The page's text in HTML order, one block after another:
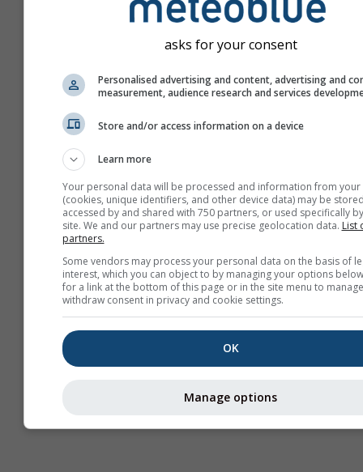
Viac informácií
asks for your consent
Personalised advertising and content, advertising and
measurement, audience research and services
Store and/or access information on a device
Learn more
Your personal data will be processed and information from your
(cookies, unique identifiers, and other device data) may be
accessed by and shared with 750 partners, or used specifically
site. We and our partners may use precise geolocation data. List
partners.
Some vendors may process your personal data on the basis of
interest, which you can object to by managing your options
for a link at the bottom of this page or in the site menu to
withdraw consent in privacy and cookie settings.
OK
Manage options